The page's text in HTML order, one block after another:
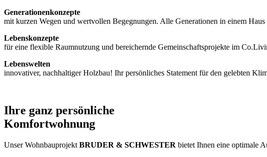
Generationenkonzepte
mit kurzen Wegen und wertvollen Begegnungen. Alle Generationen in einem
Lebenskonzepte
für eine flexible Raumnutzung und bereichernde Gemeinschaftsprojekte im
Lebenswelten
innovativer, nachhaltiger Holzbau! Ihr persönliches Statement für den gelebten
Ihre ganz persönliche
Komfortwohnung
Unser Wohnbauprojekt BRUDER & SCHWESTER bietet Ihnen eine optimale